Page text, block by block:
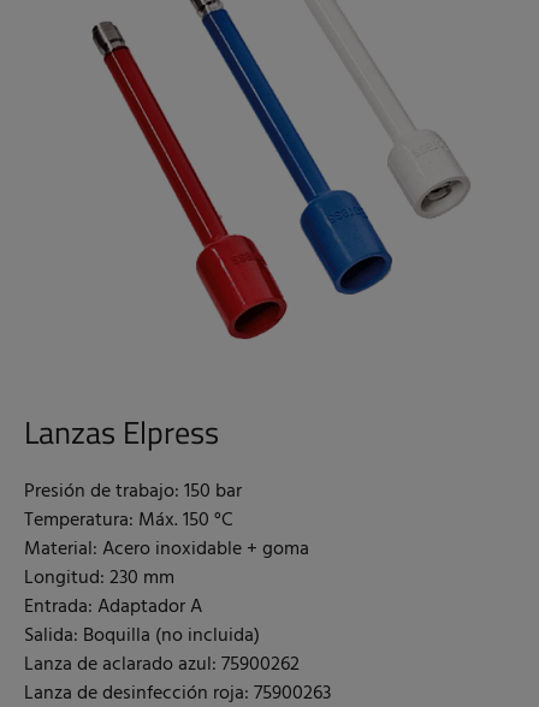
Lanzas Elpress
Presión de trabajo: 150 bar
Temperatura: Máx. 150 °C
Material: Acero inoxidable + goma
Longitud: 230 mm
Entrada: Adaptador A
Salida: Boquilla (no incluida)
Lanza de aclarado azul: 75900262
Lanza de desinfección roja: 75900263